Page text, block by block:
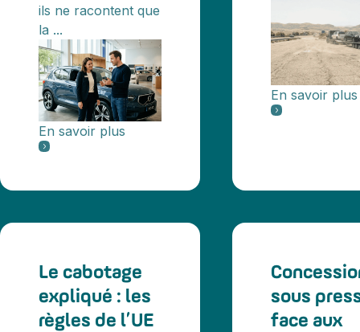
ils ne racontent que
la ...
En savoir plus
En savoir plus
Le cabotage
expliqué : les
règles de l’UE
sous
face aux